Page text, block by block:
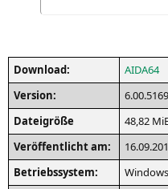
Down­load:
AIDA64
Ver­si­on:
Datei­grö­ße
48,82
Ver­öf­fent­licht am:
Betriebs­sys­tem:
Win­dows